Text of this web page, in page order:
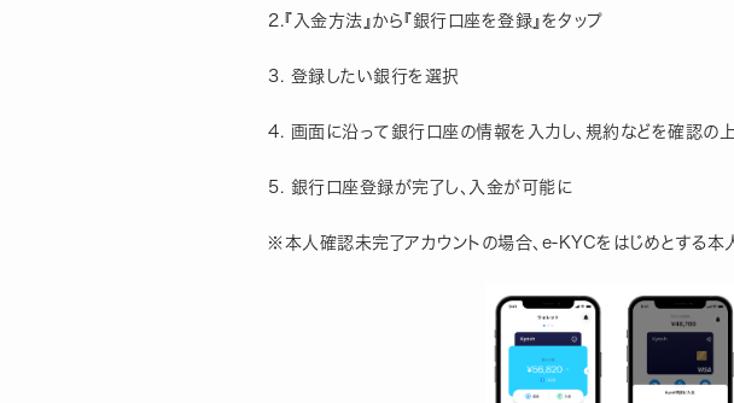
2.『入金方法』から『銀行口座を登録』をタップ
3. 登録したい銀行を選択
4. 画面に沿って銀行口座の情報を入力し、規約などを確認の
5. 銀行口座登録が完了し、入金が可能に
※本人確認未完了アカウントの場合、e-KYCをはじめとする本